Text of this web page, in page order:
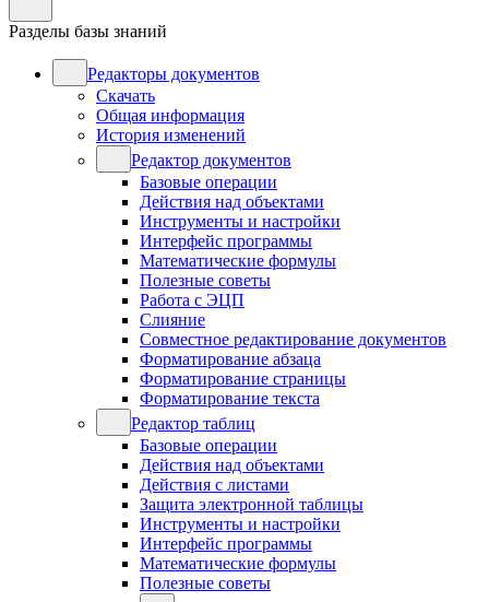
Разделы базы знаний
Редакторы документов
Скачать
Общая информация
История изменений
Редактор документов
Базовые операции
Действия над объектами
Инструменты и настройки
Интерфейс программы
Математические формулы
Полезные советы
Работа с ЭЦП
Слияние
Совместное редактирование документов
Форматирование абзаца
Форматирование страницы
Форматирование текста
Редактор таблиц
Базовые операции
Действия над объектами
Действия с листами
Защита электронной таблицы
Инструменты и настройки
Интерфейс программы
Математические формулы
Полезные советы